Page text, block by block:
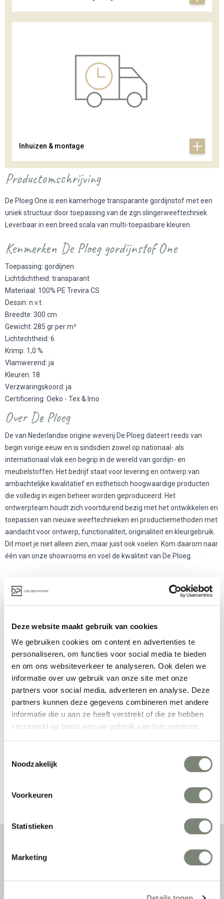
Deze website maakt gebruik van cookies
We gebruiken cookies om content en advertenties te
personaliseren, om functies voor social media te bieden
en om ons websiteverkeer te analyseren. Ook delen we
informatie over uw gebruik van onze site met onze
partners voor social media, adverteren en analyse. Deze
partners kunnen deze gegevens combineren met andere
informatie die u aan ze heeft verstrekt of die ze hebben
verzameld op basis van uw gebruik van hun services.
Noodzakelijk
Voorkeuren
Statistieken
Marketing
Inhuizen & montage
Productomschrijving
De Ploeg One is een kamerhoge transparante gordijnstof met een
uniek structuur door toepassing van de zgn slingerweeftechniek.
Leverbaar in een breed scala van multi-toepasbare kleuren.
Kenmerken De Ploeg gordijnstof One
Toepassing: gordijnen
Lichtdichtheid: transparant
Materiaal: 100% PE Trevira CS
Dessin: n.v.t.
Breedte: 300 cm
Gewicht: 285 gr per m²
Lichtechtheid: 6
Krimp: 1,0 %
Vlamwerend: ja
Kleuren: 18
Verzwaringskoord: ja
Certificering: Oeko - Tex & Imo
Over De Ploeg
De van Nederlandse origine weverij De Ploeg dateert reeds van
begin vorige eeuw en is sindsdien zowel op nationaal- als
internationaal vlak een begrip in de wereld van gordijn- en
meubelstoffen. Het bedrijf staat voor levering en ontwerp van
ambachtelijke kwalitatief en esthetisch hoogwaardige producten
die volledig in eigen beheer worden geproduceerd. Het
ontwerpteam houdt zich voortdurend bezig met het ontwikkelen en
toepassen van nieuwe weeftechnieken en productiemethoden met
aandacht voor ontwerp, functionaliteit, originaliteit en kleurgebruik.
Dit moet je niet alleen zien, maar juist ook voelen. Kom daarom naar
één van onze showrooms en voel de kwaliteit van De Ploeg.
Meer producten van De Ploeg
De Ploeg Gesloten
gordijnen
Prijs op aanvraag
De Ploeg
Vlamvertragende
gordijnen
Prijs op aanvraag
Over deprojectinrichter
van de beste werkomgeving zetten we ons dagelijks met veel